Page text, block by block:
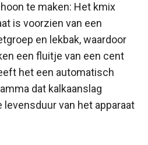
te maken: Het kmix
is voorzien van een
en lekbak, waardoor
een fluitje van een cent
het een automatisch
dat kalkaanslag
levensduur van het apparaat